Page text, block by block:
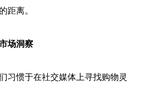
距离。
场洞察
习惯于在社交媒体上寻找购物灵